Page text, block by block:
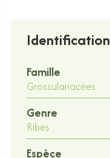
Identification
Famille
Grossulariacées
Genre
Ribes
Espèce